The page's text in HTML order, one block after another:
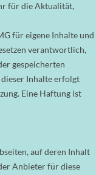
für die Aktualität,
für eigene Inhalte und
verantwortlich,
gespeicherten
Inhalte erfolgt
Eine Haftung ist
auf deren Inhalt
Anbieter für diese